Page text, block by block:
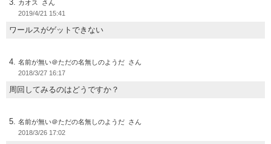
カオス
2019/4/21 15:41
ワールスがゲットできない
名前が無い＠ただの名無しのようだ
2018/3/27 16:17
周回してみるのはどうですか？
名前が無い＠ただの名無しのようだ
2018/3/26 17:02